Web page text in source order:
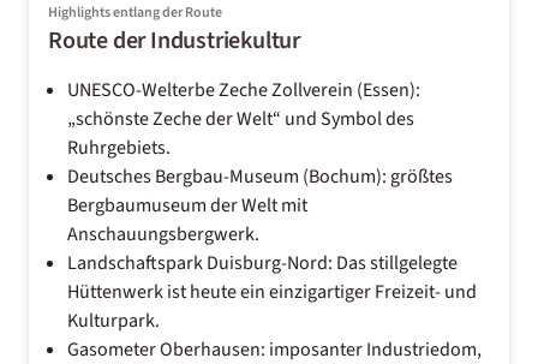
Highlights entlang der Route
Route der Industriekultur
UNESCO-Welterbe Zeche Zollverein (Essen):
„schönste Zeche der Welt“ und Symbol des
Ruhrgebiets.
Deutsches Bergbau-Museum (Bochum): größtes
Bergbaumuseum der Welt mit
Anschauungsbergwerk.
Landschaftspark Duisburg-Nord: Das stillgelegte
Hüttenwerk ist heute ein einzigartiger Freizeit- und
Kulturpark.
Gasometer Oberhausen: imposanter Industriedom,